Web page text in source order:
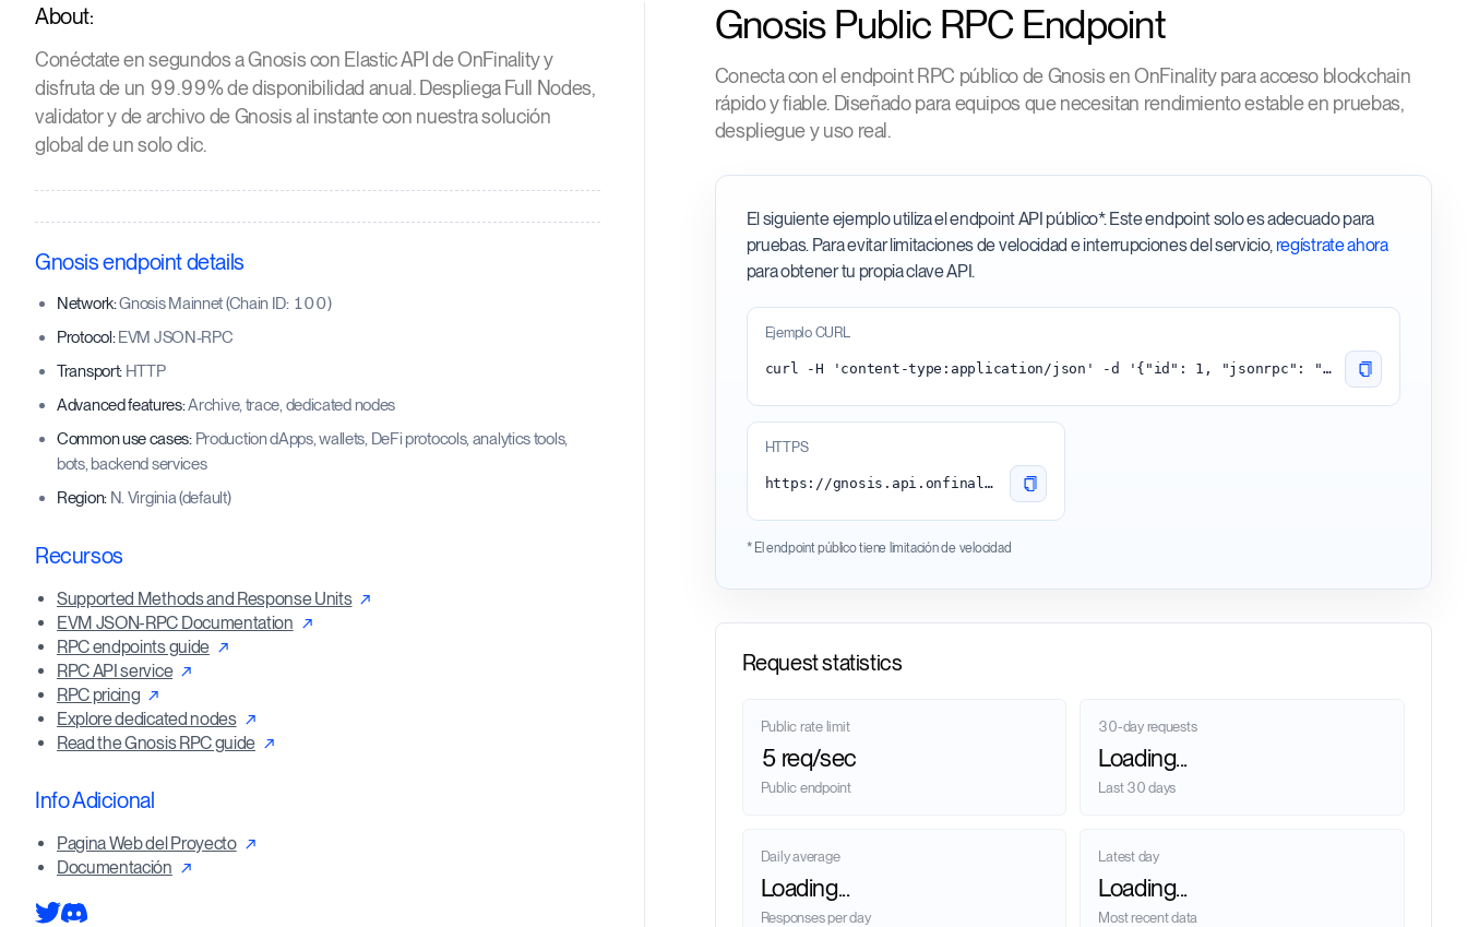
About:
Conéctate en segundos a Gnosis con Elastic API de OnFinality y
disfruta de un 99.99% de disponibilidad anual. Despliega Full Nodes,
validator y de archivo de Gnosis al instante con nuestra solución
global de un solo clic.
Gnosis endpoint details
Network:Gnosis Mainnet (Chain ID: 100)
Protocol:EVM JSON-RPC
Transport: HTTP
Advanced features:Archive, trace, dedicated nodes
Common use cases:Production dApps, wallets, DeFi protocols, analytics tools,
bots, backend services
Region:N. Virginia (default)
Recursos
Supported Methods and Response Units
EVM JSON-RPC Documentation
RPC endpoints guide
RPC API service
RPC pricing
Explore dedicated nodes
Read the Gnosis RPC guide
Info Adicional
Pagina Web del Proyecto
Documentación
Gnosis Public RPC Endpoint
Conecta con el endpoint RPC público de Gnosis en OnFinality para acceso blockchain
rápido y fiable. Diseñado para equipos que necesitan rendimiento estable en pruebas,
despliegue y uso real.
El siguiente ejemplo utiliza el endpoint API público*. Este endpoint solo es adecuado para
pruebas. Para evitar limitaciones de velocidad e interrupciones del servicio, regístrate ahora
para obtener tu propia clave API.
Ejemplo CURL
curl -H 'content-type:application/json' -d '{"id": 1, "jsonrpc": "2.0", "method": "eth_blockNumber"}' 'https://gnosis.api.onfinality.io/public'
HTTPS
https://gnosis.api.onfinality.io/public
* El endpoint público tiene limitación de velocidad
Request statistics
Public rate limit
5 req/sec
Public endpoint
30-day requests
Loading...
Last 30 days
Daily average
Loading...
Responses per day
Latest day
Loading...
Most recent data